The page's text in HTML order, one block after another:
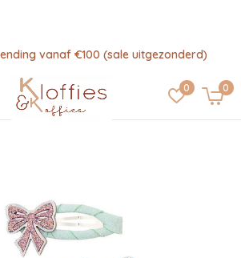
0 0
vanaf €100 (sale uitgezonderd)